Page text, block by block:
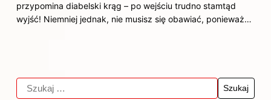
przypomina diabelski krąg – po wejściu trudno stamtąd
wyjść! Niemniej jednak, nie musisz się obawiać, ponieważ…